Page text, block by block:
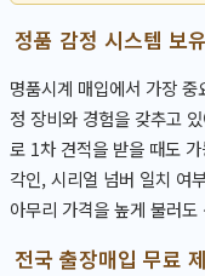
정품 감정 시스템 보
명품시계 매입에서 가장
정 장비와 경험을 갖추고
로 1차 견적을 받을 때도
각인, 시리얼 넘버 일치 여
아무리 가격을 높게 불러
전국 출장매입 무료